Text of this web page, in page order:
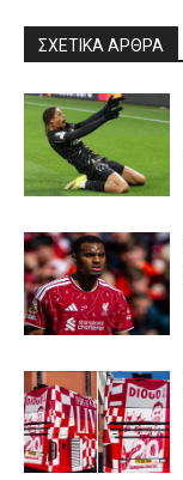
ΣΧΕΤΙΚΆ ΆΡΘΡΑ